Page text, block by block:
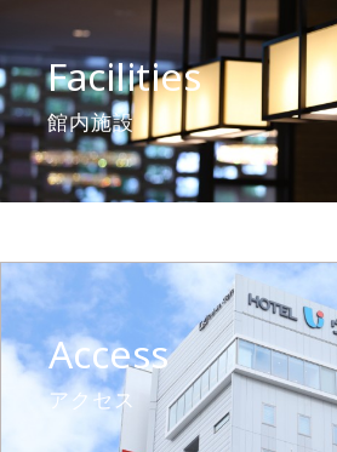
Facilities
館内施設
Access
アクセス